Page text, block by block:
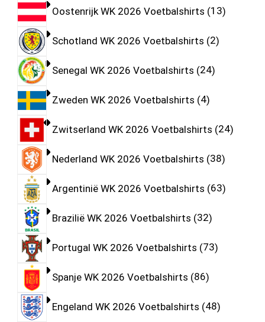
Oostenrijk WK 2026 Voetbalshirts 13
Schotland WK 2026 Voetbalshirts 2
Senegal WK 2026 Voetbalshirts 24
Zweden WK 2026 Voetbalshirts 4
Zwitserland WK 2026 Voetbalshirts 24
Nederland WK 2026 Voetbalshirts 38
Argentinië WK 2026 Voetbalshirts 63
Brazilië WK 2026 Voetbalshirts 32
Portugal WK 2026 Voetbalshirts 73
Spanje WK 2026 Voetbalshirts 86
Engeland WK 2026 Voetbalshirts 48